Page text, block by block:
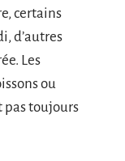
certains
d’autres
Les
ou
pas toujours